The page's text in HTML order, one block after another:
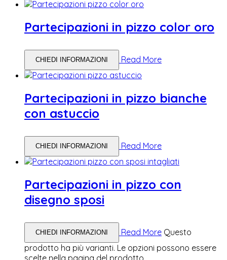
Partecipazioni in pizzo color oro
CHIEDI INFORMAZIONI Read More
Partecipazioni in pizzo bianche
con astuccio
CHIEDI INFORMAZIONI Read More
Partecipazioni in pizzo con
disegno sposi
CHIEDI INFORMAZIONI Read More Questo
prodotto ha più varianti. Le opzioni possono essere
scelte nella pagina del prodotto